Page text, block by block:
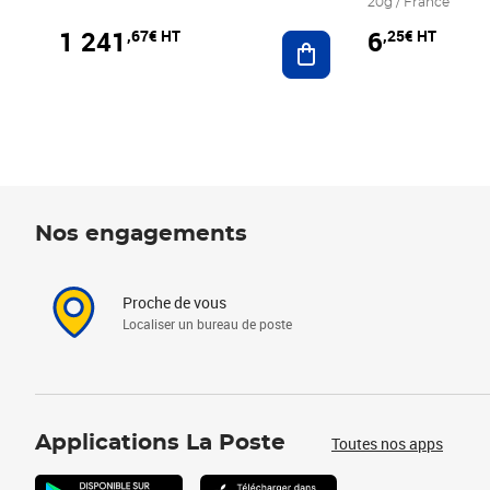
1 241 ,67€ HT Ajouter au panier
6,25€ HT
Nos engagements
Proche de vous
Localiser un bureau de poste
Applications La Poste Toutes nos apps